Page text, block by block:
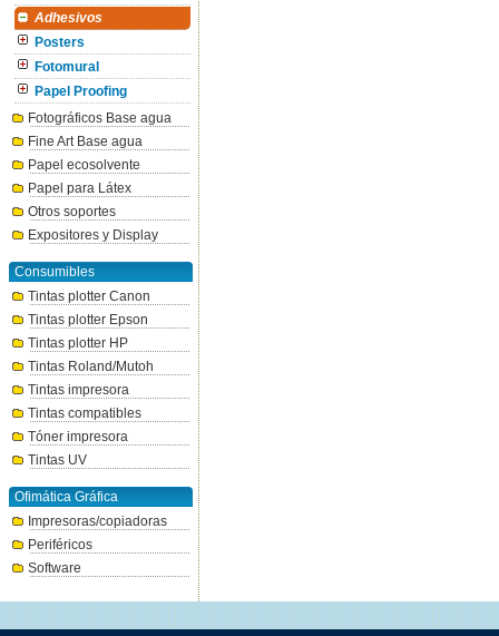
Adhesivos
Posters
Fotomural
Papel Proofing
Fotográficos Base agua
Fine Art Base agua
Papel ecosolvente
Papel para Látex
Otros soportes
Expositores y Display
Consumibles
Tintas plotter Canon
Tintas plotter Epson
Tintas plotter HP
Tintas Roland/Mutoh
Tintas impresora
Tintas compatibles
Tóner impresora
Tintas UV
Ofimática Gráfica
Impresoras/copiadoras
Periféricos
Software